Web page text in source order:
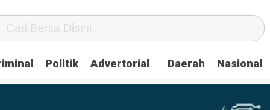
Politik Advertorial Daerah Nasional